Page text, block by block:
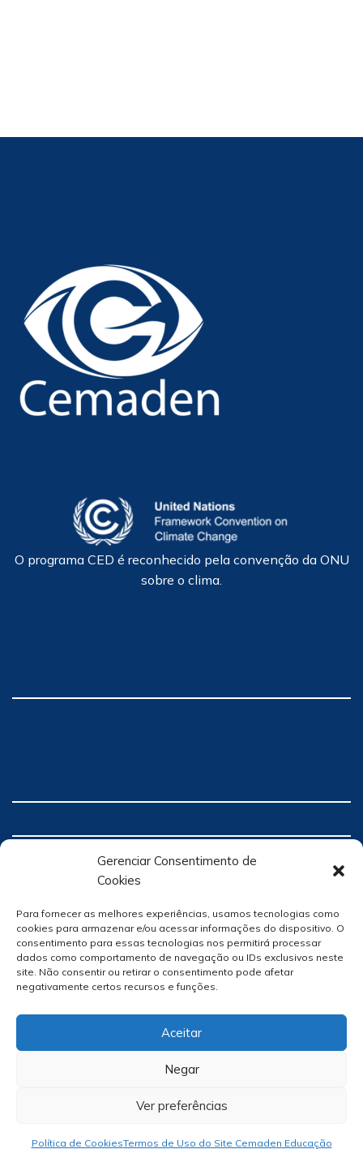
Gerenciar Consentimento de
Cookies
Para fornecer as melhores experiências, usamos tecnologias como
cookies para armazenar e/ou acessar informações do dispositivo. O
consentimento para essas tecnologias nos permitirá processar
dados como comportamento de navegação ou IDs exclusivos neste
site. Não consentir ou retirar o consentimento pode afetar
negativamente certos recursos e funções.
Aceitar
Negar
Ver preferências
Política de CookiesTermos de Uso do Site Cemaden Educação
O programa CED é reconhecido pela convenção da ONU
sobre o clima.